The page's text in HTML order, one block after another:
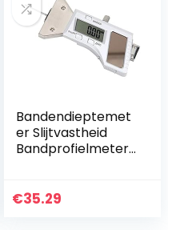
Bandendieptemet
er Slijtvastheid
Bandprofielmeter
Bandprofieldiepte
€35.29